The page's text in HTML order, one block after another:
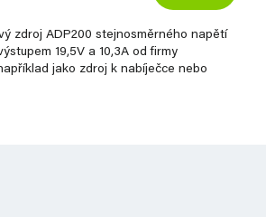
zdroj ADP200 stejnosměrného napětí
19,5V a 10,3A od firmy
jako zdroj k nabíječce nebo